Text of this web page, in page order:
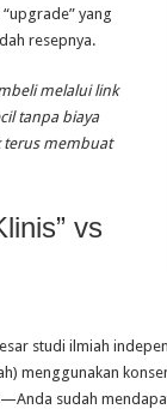
yang
resepnya.
melalui link
tanpa biaya
terus membuat
vs
studi ilmiah
menggunakan
sudah